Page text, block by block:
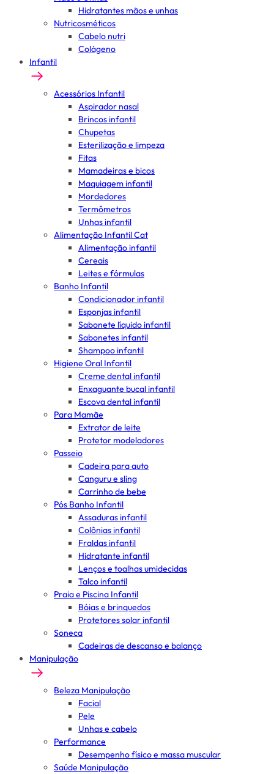
Hidratantes mãos e unhas
Nutricosméticos
Cabelo nutri
Colágeno
Infantil
Acessórios Infantil
Aspirador nasal
Brincos infantil
Chupetas
Esterilização e limpeza
Fitas
Mamadeiras e bicos
Maquiagem infantil
Mordedores
Termômetros
Unhas infantil
Alimentação Infantil Cat
Alimentação infantil
Cereais
Leites e fórmulas
Banho Infantil
Condicionador infantil
Esponjas infantil
Sabonete líquido infantil
Sabonetes infantil
Shampoo infantil
Higiene Oral Infantil
Creme dental infantil
Enxaguante bucal infantil
Escova dental infantil
Para Mamãe
Extrator de leite
Protetor modeladores
Passeio
Cadeira para auto
Canguru e sling
Carrinho de bebe
Pós Banho Infantil
Assaduras infantil
Colônias infantil
Fraldas infantil
Hidratante infantil
Lenços e toalhas umidecidas
Talco infantil
Praia e Piscina Infantil
Bóias e brinquedos
Protetores solar infantil
Soneca
Cadeiras de descanso e balanço
Manipulação
Beleza Manipulação
Facial
Pele
Unhas e cabelo
Performance
Desempenho físico e massa muscular
Saúde Manipulação